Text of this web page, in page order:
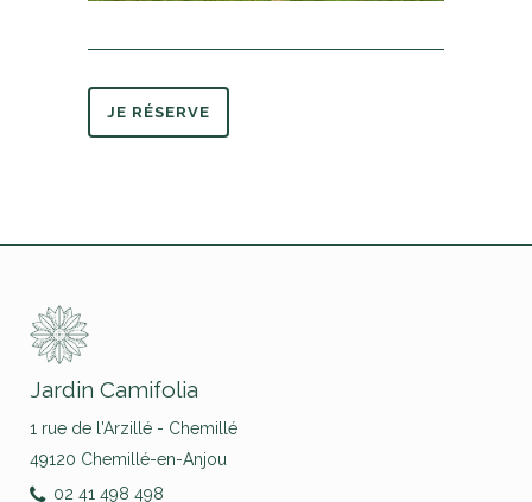
JE RÉSERVE
Jardin Camifolia
1 rue de l'Arzillé - Chemillé
49120 Chemillé-en-Anjou
02 41 498 498